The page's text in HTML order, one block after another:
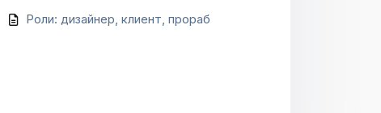
Роли: дизайнер, клиент, прораб